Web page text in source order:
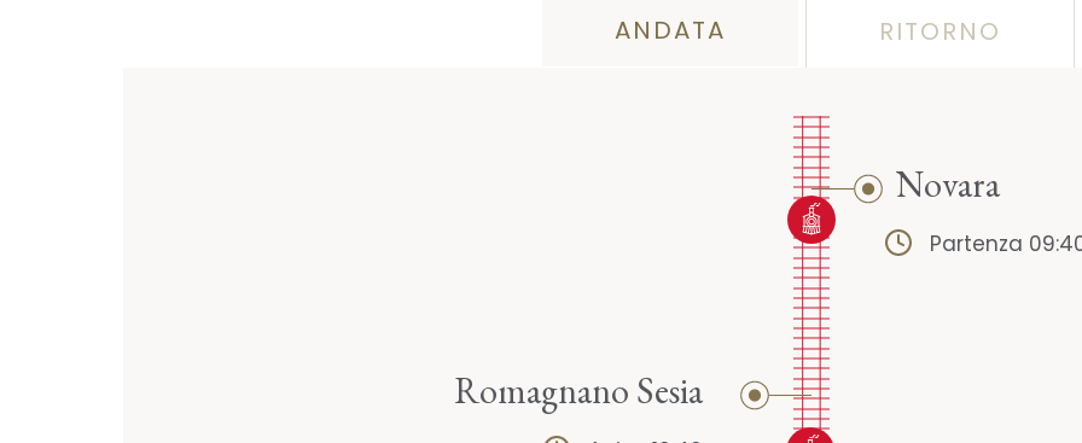
ANDATA RITORNO
Novara
Partenza
Romagnano Sesia